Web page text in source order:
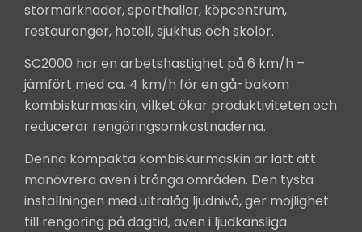
stormarknader, sporthallar, köpcentrum,
restauranger, hotell, sjukhus och skolor.
SC2000 har en arbetshastighet på 6 km/h –
jämfört med ca. 4 km/h för en gå-bakom
kombiskurmaskin, vilket ökar produktiviteten och
reducerar rengöringsomkostnaderna.
Denna kompakta kombiskurmaskin är lätt att
manövrera även i trånga områden. Den tysta
inställningen med ultralåg ljudnivå, ger möjlighet
till rengöring på dagtid, även i ljudkänsliga